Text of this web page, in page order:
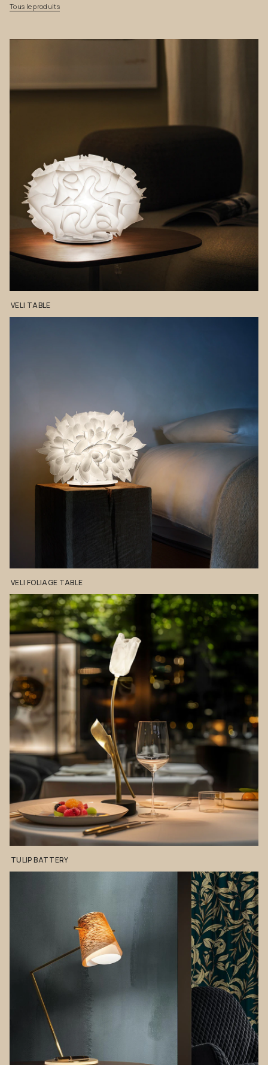
Tous le produits
VELI TABLE
VELI FOLIAGE TABLE
TULIPBATTERY